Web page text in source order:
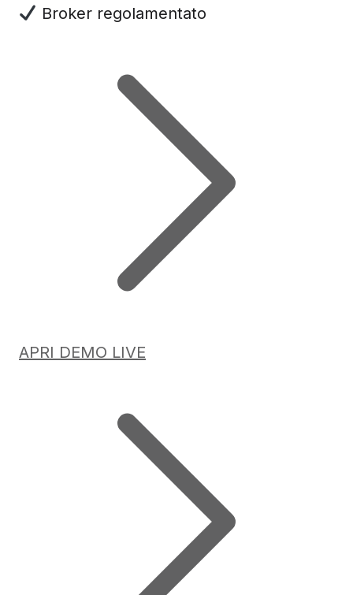
Broker regolamentato
APRI DEMO LIVE